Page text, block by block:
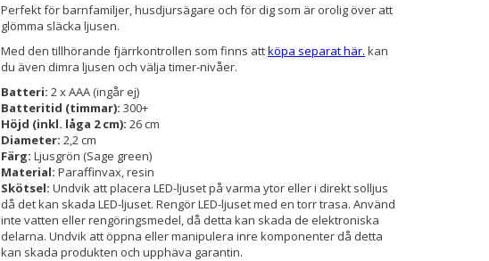
Perfekt för barnfamiljer, husdjursägare och för dig som är orolig över att
glömma släcka ljusen.
Med den tillhörande fjärrkontrollen som finns attköpa separat här. kan
du även dimra ljusen och välja timer-nivåer.
Batteri: 2 x AAA (ingår ej)
Batteritid (timmar): 300+
Höjd (inkl. låga 2 cm): 26 cm
Diameter: 2,2 cm
Färg: Ljusgrön (Sage green)
Material: Paraffinvax, resin
Skötsel: Undvik att placera LED-ljuset på varma ytor eller i direkt solljus
då det kan skada LED-ljuset. Rengör LED-ljuset med en torr trasa. Använd
inte vatten eller rengöringsmedel, då detta kan skada de elektroniska
delarna. Undvik att öppna eller manipulera inre komponenter då detta
kan skada produkten och upphäva garantin.